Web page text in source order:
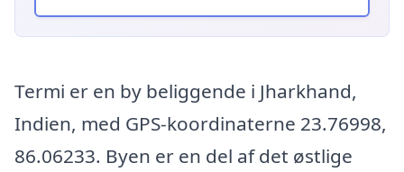
Termi er en by beliggende i Jharkhand,
Indien, med GPS-koordinaterne 23.76998,
86.06233. Byen er en del af det østlige